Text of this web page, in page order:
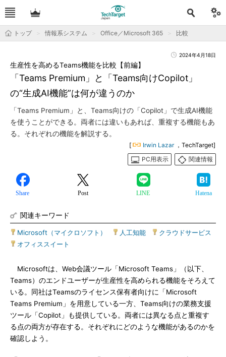
トップ 情報系システム Office／Microsoft 365 比較
2024年4月18日
「Teams Premium」と「Teams向けCopilot」
の“生成AI機能”は何が違うのか
生産性を高めるTeams機能を比較【前編】
「Teams Premium」と、Teams向けの「Copilot」で生成AI機能
を使うことができる。両者には違いもあれば、重複する機能もあ
る。それぞれの機能を解説する。
[ Irwin Lazar ，TechTarget]
PC用表示
関連情報
Share Post LINE Hatena
関連キーワード
Microsoft（マイクロソフト） 人工知能 クラウドサービス
オフィススイート
Microsoftは、Web会議ツール「Microsoft Teams」（以下、
Teams）のエンドユーザーが生産性を高められる機能をそろえて
いる。同社はTeamsのライセンス保有者向けに「Microsoft
Teams Premium」を用意している一方、Teams向けの業務支援
ツール「Copilot」も提供している。両者には異なる点と重複す
る点の両方が存在する。それぞれにどのような機能があるのかを
確認しよう。